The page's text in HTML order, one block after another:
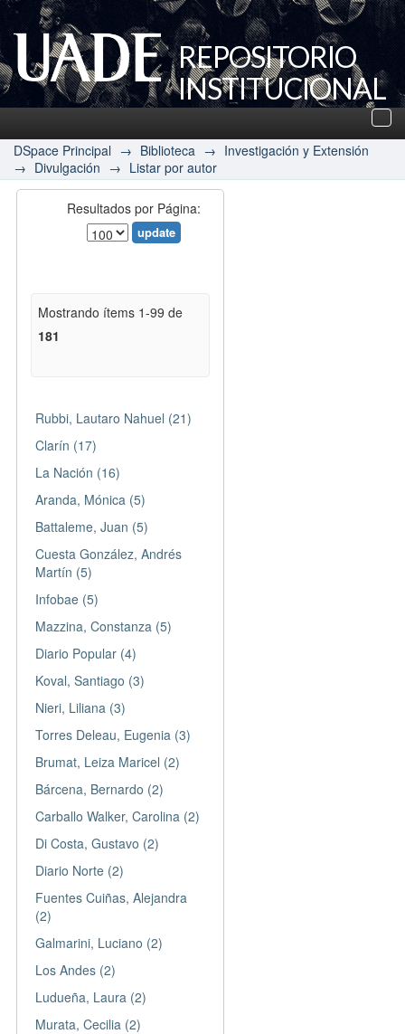
REPOSITORIO
INSTITUCIONAL
UADE
DSpace Principal → Biblioteca → Investigación y Extensión
→ Divulgación → Listar por autor
Resultados por Página:
Mostrando ítems 1-99 de
181
Rubbi, Lautaro Nahuel (21)
Clarín (17)
La Nación (16)
Aranda, Mónica (5)
Battaleme, Juan (5)
Cuesta González, Andrés
Martín (5)
Infobae (5)
Mazzina, Constanza (5)
Diario Popular (4)
Koval, Santiago (3)
Nieri, Liliana (3)
Torres Deleau, Eugenia (3)
Brumat, Leiza Maricel (2)
Bárcena, Bernardo (2)
Carballo Walker, Carolina (2)
Di Costa, Gustavo (2)
Diario Norte (2)
Fuentes Cuiñas, Alejandra
(2)
Galmarini, Luciano (2)
Los Andes (2)
Ludueña, Laura (2)
Murata, Cecilia (2)